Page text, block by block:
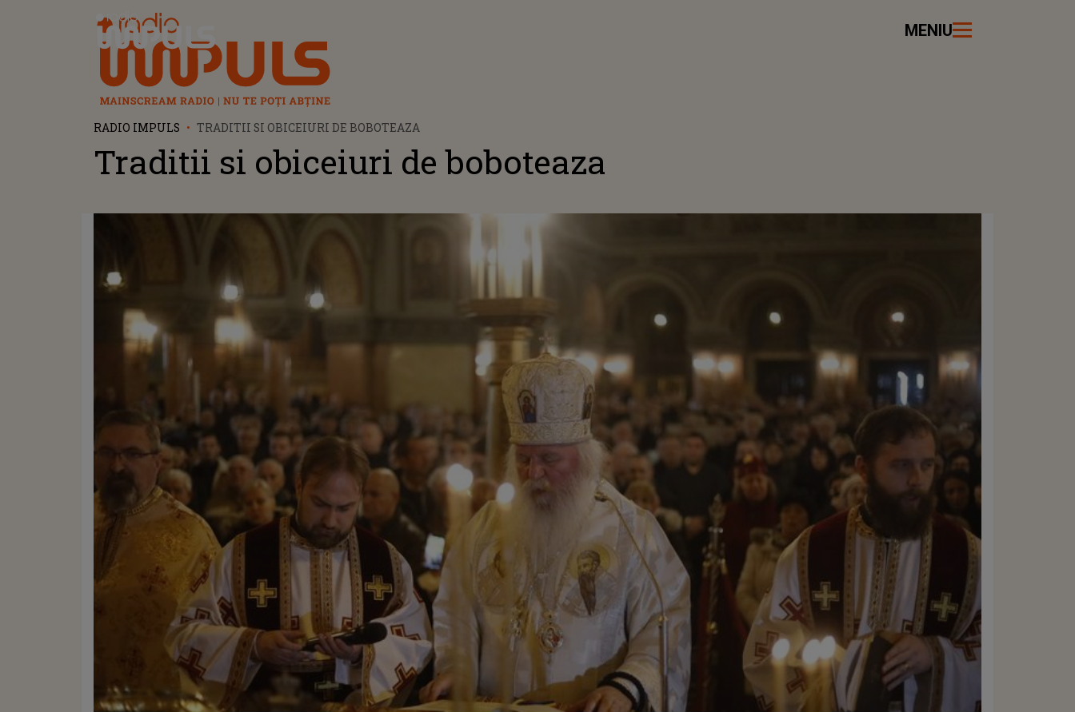
Radio Impuls MENIU
RADIO IMPULS TRADITII SI OBICEIURI DE BOBOTEAZA
Traditii si obiceiuri de boboteaza